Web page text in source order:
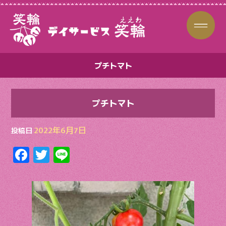
プチトマト
プチトマト
投稿日 2022年6月7日
F
ac
e
b
o
T
w
itt
er
Li
n
e